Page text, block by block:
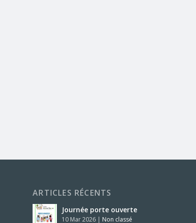
ARTICLES RÉCENTS
Journée porte ouverte
10 Mar 2026 | Non classé